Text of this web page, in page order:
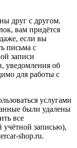
друг с другом.
вам придётся
если вы
письма с
записи
уведомления об
для работы с
услугами
были удалены
все
учётной записью),
shop.ru.